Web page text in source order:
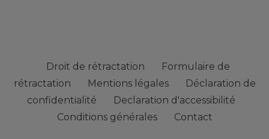
Droit de rétractation
Formulaire de
rétractation
Mentions légales
Déclaration de
confidentialité
Declaration d'accessibilité
Conditions générales
Contact